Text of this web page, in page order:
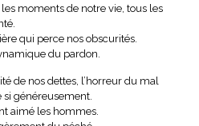
moments de notre vie, tous les
qui perce nos obscurités.
du pardon.
de nos dettes, l’horreur du mal
généreusement.
aimé les hommes.